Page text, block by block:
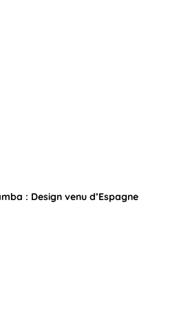
: Design venu d’Espagne